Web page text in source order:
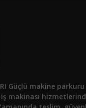
Güçlü makine
makinası